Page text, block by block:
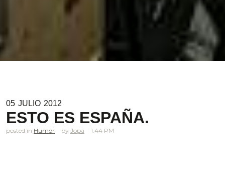
05 JULIO 2012
ESTO ES ESPAÑA.
posted in Humor Jopa 1.44 PM